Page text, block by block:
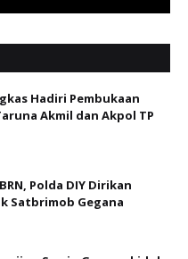
Hadiri Pembukaan
Akmil dan Akpol TP
Polda DIY Dirikan
Satbrimob Gegana